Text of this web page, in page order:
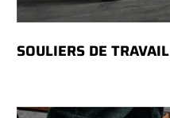
SOULIERS DE TRAVAIL